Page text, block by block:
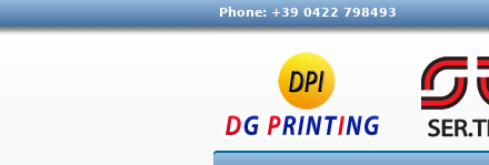
Phone: +39 0422 798493